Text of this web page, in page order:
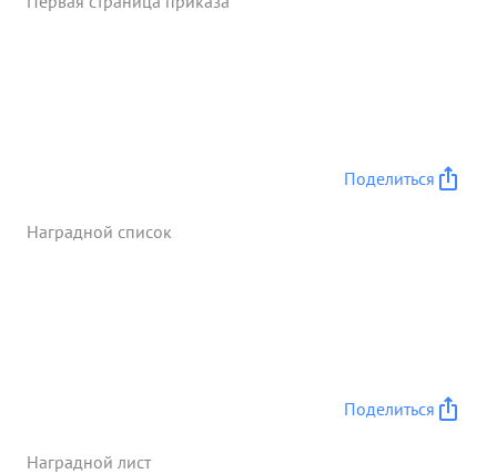
батареи полка. Полк наступал вместе до
Поделиться
Наградной список
Поделиться
Наградной лист